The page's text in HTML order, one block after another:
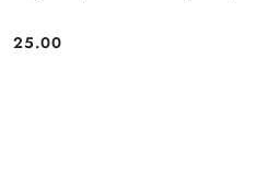
Cena:
25.00